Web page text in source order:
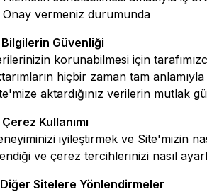
Onay vermeniz durumunda
Bilgilerin Güvenliği
korunabilmesi için
hiçbir zaman tam
aktardığınız verilerin mutlak
Kullanımı
iyileştirmek ve Site'mizin
ve çerez tercihlerinizi nasıl
Diğer Sitelere Yönlendirmeler